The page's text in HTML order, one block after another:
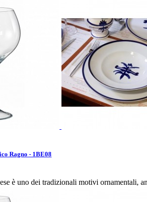
Ragno - 1BE08
è uno dei tradizionali motivi ornamentali,